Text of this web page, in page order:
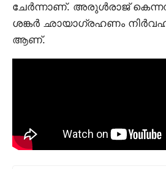
ചേർന്നാണ്. അരുൾരാജ്
ശങ്കർ ഛായാഗ്രഹണം
ആണ്.